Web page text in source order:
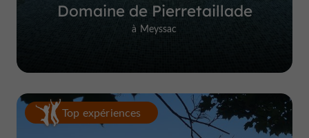
Domaine de Pierretaillade
à Meyssac
Top expériences